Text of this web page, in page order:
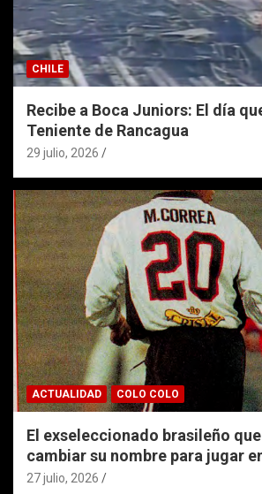
CHILE
Recibe a Boca Juniors: El día
Teniente de Rancagua
29 julio, 2026
ACTUALIDAD COLO COLO
El exseleccionado brasileño
cambiar su nombre para jugar
27 julio, 2026